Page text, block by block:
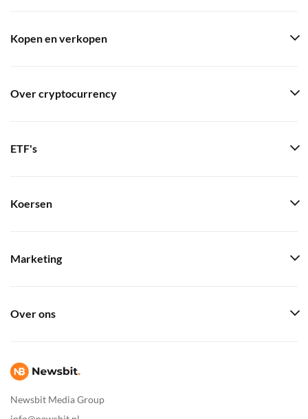
Newsbit Media Group
Kopen en verkopen
Over cryptocurrency
ETF's
Koersen
Marketing
Over ons